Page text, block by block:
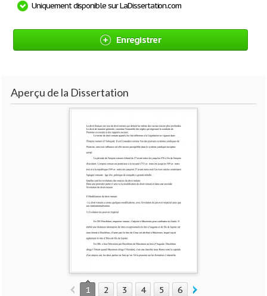
Uniquement disponible sur LaDissertation.com
Enregistrer
Aperçu de la Dissertation
1 2 3 4 5 6 7